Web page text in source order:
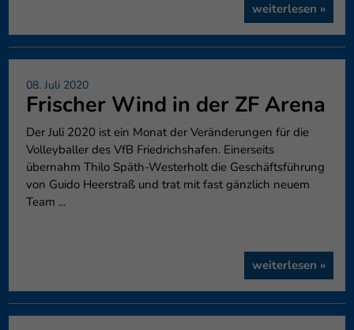
weiterlesen »
08. Juli 2020
Frischer Wind in der ZF Arena
Der Juli 2020 ist ein Monat der Veränderungen für die
Volleyballer des VfB Friedrichshafen. Einerseits
übernahm Thilo Späth-Westerholt die Geschäftsführung
von Guido Heerstraß und trat mit fast gänzlich neuem
Team ...
weiterlesen »